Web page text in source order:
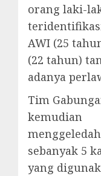
orang laki-
AWI (25
(22 tahun)
adanya
Tim
kemudian
sebanyak 5
yang